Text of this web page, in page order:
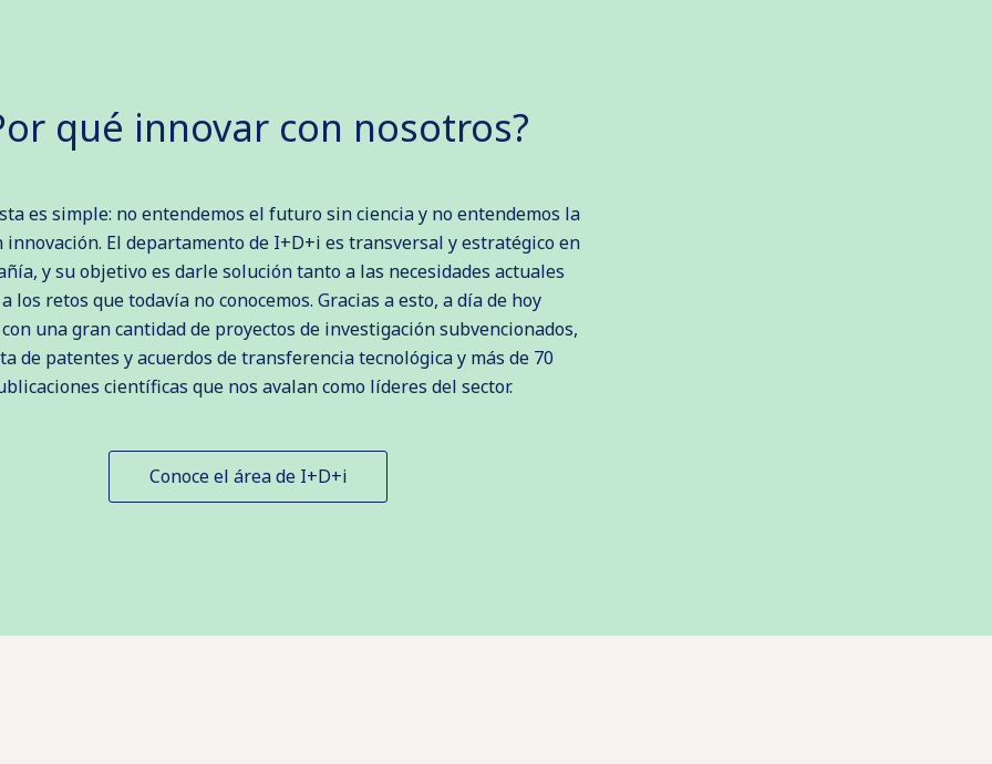
qué innovar con nosotros?
es simple: no entendemos el futuro sin ciencia y no entendemos la
innovación. El departamento de I+D+i es transversal y estratégico en
y su objetivo es darle solución tanto a las necesidades actuales
los retos que todavía no conocemos. Gracias a esto, a día de hoy
una gran cantidad de proyectos de investigación subvencionados,
de patentes y acuerdos de transferencia tecnológica y más de 70
científicas que nos avalan como líderes del sector.
Conoce el área de I+D+i